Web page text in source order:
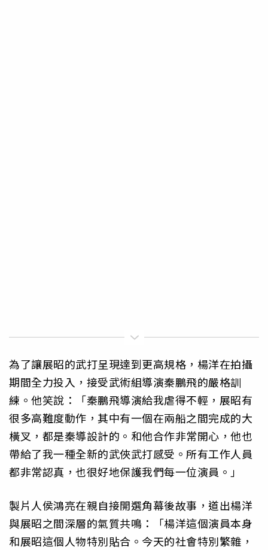
為了讓展昭的武打呈現達到更高規格，楊洋在拍攝
期間全力投入，接受武術組導演秦鵬飛的嚴格訓
練。他笑說：「秦鵬飛導演給我虐得不輕，展昭有
很多高難度動作，其中有一個在兩船之間完成的大
橫叉，都是秦導設計的。和他合作非常開心，他也
帶給了我一種全新的武俠武打感受。所有工作人員
都非常認真，也很好地保護我們每一位演員。」
製片人侯鴻亮在親自接開選角幕後故事，道出楊洋
與展昭之間深層的氣質共鳴：「楊洋這個演員本身
和展昭這個人物特別貼合。今天的社會特別繁雜，